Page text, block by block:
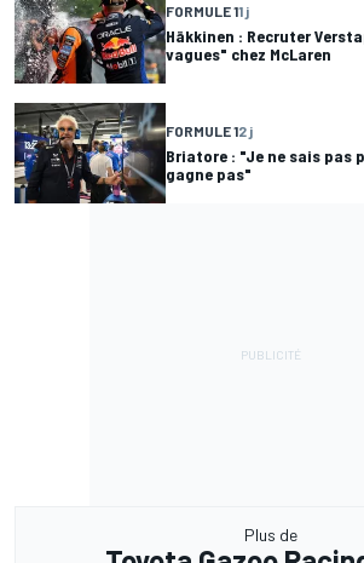
FORMULE 11 j
Häkkinen : Recruter
vagues" chez McLaren
FORMULE 12 j
Briatore : "Je ne sais pas
gagne pas"
Plus de